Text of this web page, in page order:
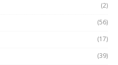
(2)
(56)
(17)
(39)